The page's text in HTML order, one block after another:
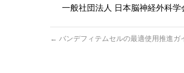
一般社団法人 日本脳神経外科学
← バンデフィテムセルの最適使用推進ガ